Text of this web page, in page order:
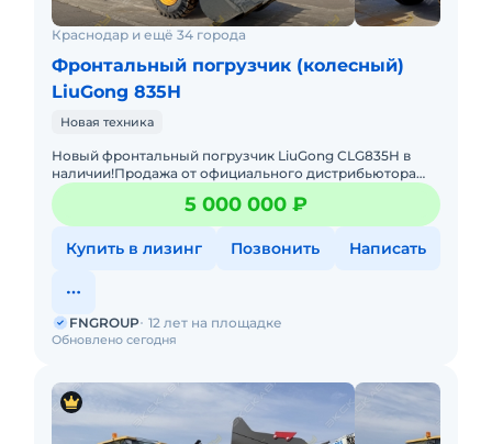
Краснодар и ещё 34 города
Фронтальный погрузчик (колесный)
LiuGong 835H
Новая техника
Новый фронтальный погрузчик LiuGong CLG835H в
наличии!Продажа от официального дистрибьютора
FNGROUP (ООО ФН МАШИНЫ)Основные
характеристики:• Грузоподъемнос
5 000 000 ₽
Купить в лизинг Позвонить Написать
Обновлено сегодня
FNGROUP 12 лет на площадке